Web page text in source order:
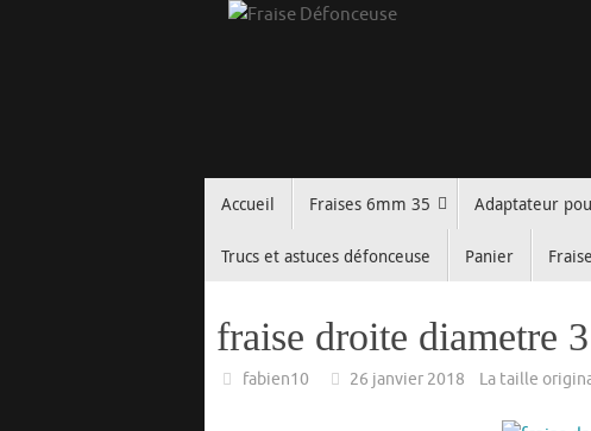
Accueil Fraises 6mm 35 Adaptateur
Trucs et astuces défonceuse Panier
fraise droite diametre
fabien10 26 janvier 2018 La taille